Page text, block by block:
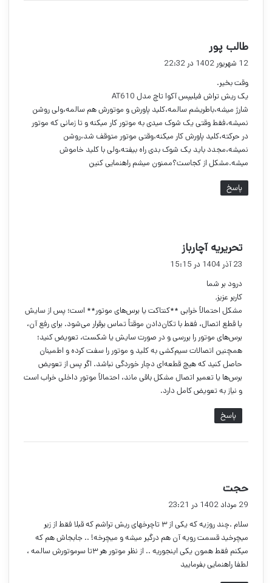
طالب پور
ف
12 شهریور 1402 در 22:32
وقت بخیر.
یک ریش تراش فیلیپس آکوا تاچ مدل AT610
شارژ میشه،باطریشم سالمه،کلید پاورش و موتورش هم سالمه،ولی روشن
نمیشه،فقط وقتی یک شوک میدی به موتور کار میکنه و تا زمانی که موتور
در حرکته،کلید پاورش کار میکنه،وقتی موتور متوقف شد،روشن
نمیشه،مجدد باید یک شوک بدی راه بیفته،ولی با کلید خاموش
میشه.مشکل از کجاست؟ممنون میشم راهنمایی کنین
پاسخ
تحریریه آچارباز
ف
23 آذر 1404 در 15:15
درود بر شما
کاربر عزیز,
مشکل احتمالاً خرابی **کنتاکت یا برس‌های موتور** است؛ پس از سایش
یا قطع اتصال، فقط با تکان‌دادن موقتاً تماس برقرار می‌شود. برای رفع آن،
برس‌های موتور را بررسی و در صورت سایش یا شکست، تعویض کنید؛
همچنین اتصالات سیم‌کشی به کلید و موتور را سفت کرده و اطمینان
حاصل کنید که هیچ قطعه‌ای دچار خوردگی نباشد. اگر پس از تعویض
برس‌ها یا تعمیر اتصال مشکل باقی ماند، احتمالاً موتور داخلی خراب است
و نیاز به تعویض کامل دارد.
پاسخ
حجت
:
29 مرداد 1402 در 23:21
سلام .چند روزیه که یکی از ۳ تاچرخهای ریش تراشم که قبلا فقط از زیر
میچرخید قسمت رویه آن هم درگیر میشه و میچرخه! .. جابجاش هم که
میکنم فقط همون یکی اینجوریه .. از نظر موتور هر ۳تا سرموتورش سالمه ،
لطفا راهنمایی بفرمایید